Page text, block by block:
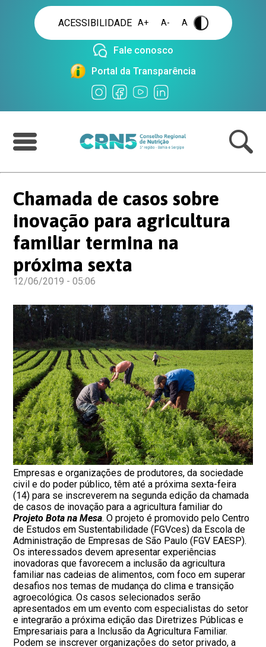
ACESSIBILIDADE A+ A- A .
Fale conosco
Portal da Transparência
Chamada de casos sobre
inovação para agricultura
familiar termina na
próxima sexta
12/06/2019 - 05:06
Empresas e organizações de produtores, da sociedade
civil e do poder público, têm até a próxima sexta-feira
(14) para se inscreverem na segunda edição da chamada
de casos de inovação para a agricultura familiar do
Projeto Bota na Mesa. O projeto é promovido pelo Centro
de Estudos em Sustentabilidade (FGVces) da Escola de
Administração de Empresas de São Paulo (FGV EAESP).
Os interessados devem apresentar experiências
inovadoras que favorecem a inclusão da agricultura
familiar nas cadeias de alimentos, com foco em superar
desafios nos temas de mudança do clima e transição
agroecológica. Os casos selecionados serão
apresentados em um evento com especialistas do setor
e integrarão a próxima edição das Diretrizes Públicas e
Empresariais para a Inclusão da Agricultura Familiar.
Podem se inscrever organizações do setor privado, a